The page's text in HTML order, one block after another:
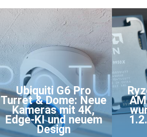
Ubiquiti G6 Pro
Turret & Dome: Neue
Kameras mit 4K,
Edge-KI und neuem
Design